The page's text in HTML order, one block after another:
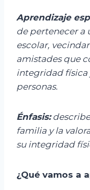
Aprendizaje
de pertenecer a
escolar,
amistades que
integridad física
personas.
Énfasis: d
familia y la
su integridad
¿Qué vamos a